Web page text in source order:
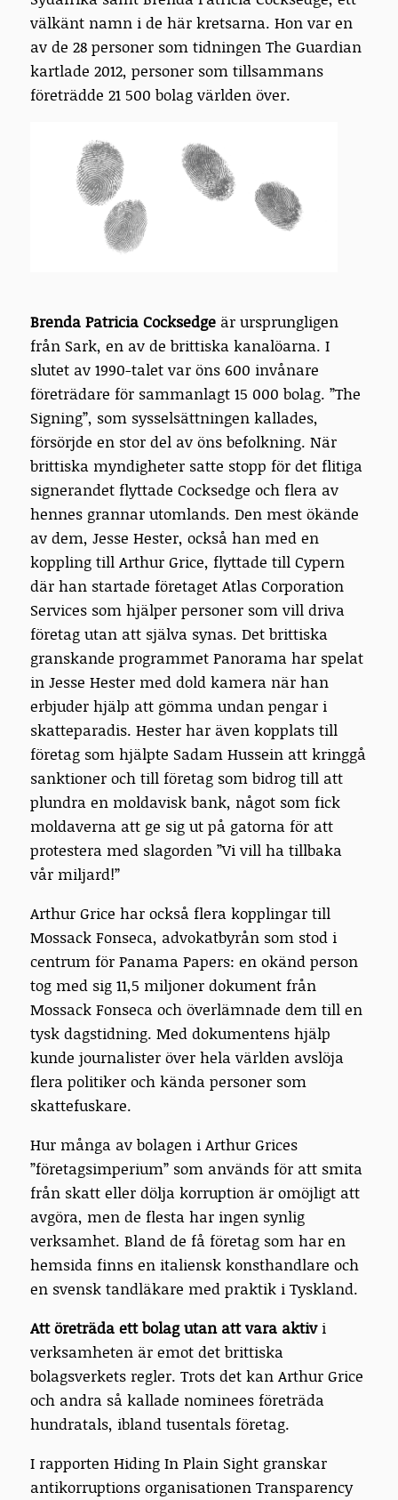
välkänt namn i de här kretsarna. Hon var en
av de 28 personer som tidningen The Guardian
kartlade 2012, personer som tillsammans
företrädde 21 500 bolag världen över.
Brenda Patricia Cocksedge är ursprungligen
från Sark, en av de brittiska kanalöarna. I
slutet av 1990-talet var öns 600 invånare
företrädare för sammanlagt 15 000 bolag. ”The
Signing”, som sysselsättningen kallades,
försörjde en stor del av öns befolkning. När
brittiska myndigheter satte stopp för det flitiga
signerandet flyttade Cocksedge och flera av
hennes grannar utomlands. Den mest ökände
av dem, Jesse Hester, också han med en
koppling till Arthur Grice, flyttade till Cypern
där han startade företaget Atlas Corporation
Services som hjälper personer som vill driva
företag utan att själva synas. Det brittiska
granskande programmet Panorama har spelat
in Jesse Hester med dold kamera när han
erbjuder hjälp att gömma undan pengar i
skatteparadis. Hester har även kopplats till
företag som hjälpte Sadam Hussein att kringgå
sanktioner och till företag som bidrog till att
plundra en moldavisk bank, något som fick
moldaverna att ge sig ut på gatorna för att
protestera med slagorden ”Vi vill ha tillbaka
vår miljard!”
Arthur Grice har också flera kopplingar till
Mossack Fonseca, advokatbyrån som stod i
centrum för Panama Papers: en okänd person
tog med sig 11,5 miljoner dokument från
Mossack Fonseca och överlämnade dem till en
tysk dagstidning. Med dokumentens hjälp
kunde journalister över hela världen avslöja
flera politiker och kända personer som
skattefuskare.
Hur många av bolagen i Arthur Grices
”företagsimperium” som används för att smita
från skatt eller dölja korruption är omöjligt att
avgöra, men de flesta har ingen synlig
verksamhet. Bland de få företag som har en
hemsida finns en italiensk konsthandlare och
en svensk tandläkare med praktik i Tyskland.
Att öreträda ett bolag utan att vara aktivi
verksamheten är emot det brittiska
bolagsverkets regler. Trots det kan Arthur Grice
och andra så kallade nominees företräda
hundratals, ibland tusentals företag.
I rapporten Hiding In Plain Sight granskar
antikorruptions organisationen Transparency